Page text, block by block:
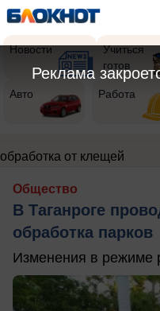
Новости
Учиться
готов
Авто Работа
обработка от клещей
Общество
В Таганроге
обработка парков
Изменения в режиме
Реклама